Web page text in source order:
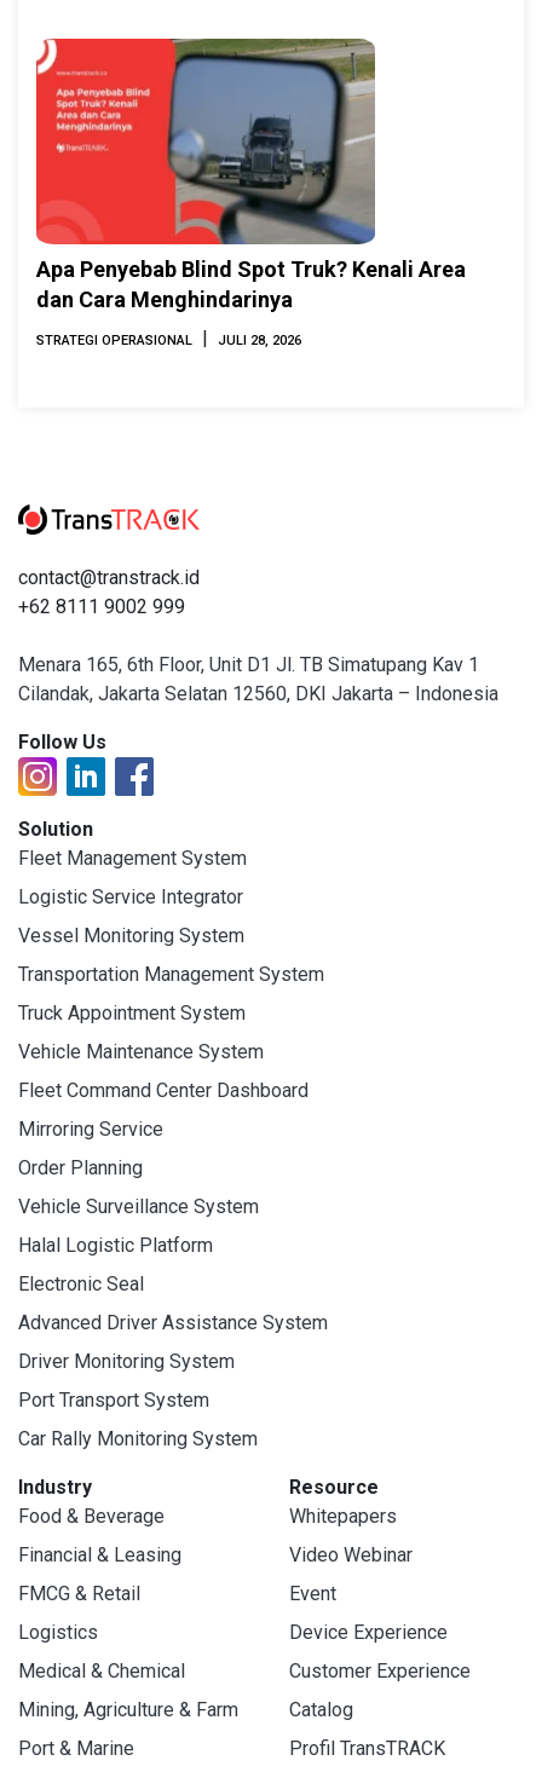
Apa Penyebab Blind Spot Truk? Kenali Area
dan Cara Menghindarinya
STRATEGI OPERASIONAL | JULI 28, 2026
contact@transtrack.id
+62 8111 9002 999
Menara 165, 6th Floor, Unit D1 Jl. TB Simatupang Kav 1
Cilandak, Jakarta Selatan 12560, DKI Jakarta – Indonesia
Follow Us
Solution
Fleet Management System
Logistic Service Integrator
Vessel Monitoring System
Transportation Management System
Truck Appointment System
Vehicle Maintenance System
Fleet Command Center Dashboard
Mirroring Service
Order Planning
Vehicle Surveillance System
Halal Logistic Platform
Electronic Seal
Advanced Driver Assistance System
Driver Monitoring System
Port Transport System
Car Rally Monitoring System
Industry
Food & Beverage
Financial & Leasing
FMCG & Retail
Logistics
Medical & Chemical
Mining, Agriculture & Farm
Port & Marine
Resource
Whitepapers
Video Webinar
Event
Device Experience
Customer Experience
Catalog
Profil TransTRACK